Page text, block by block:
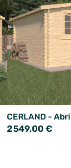
CERLAND -
2 549,00 €